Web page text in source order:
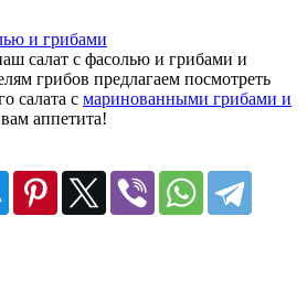
салат с фасолью и грибами и
грибов предлагаем посмотреть
салата с маринованными грибами и
аппетита!